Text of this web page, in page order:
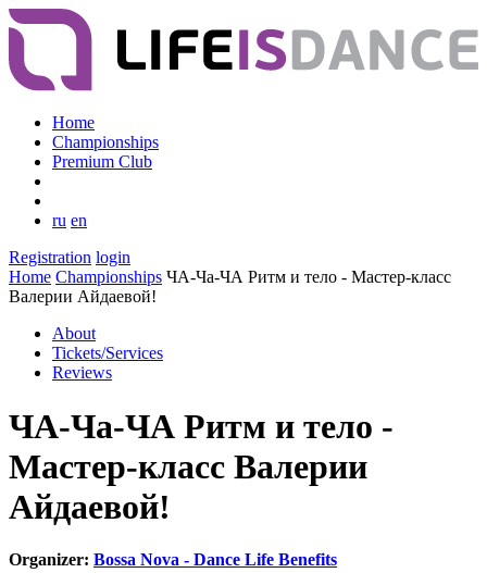
Home
Championships
Premium Club
ru en
Registration login
Home Championships ЧА-Ча-ЧА Ритм и тело - Мастер-класс
Валерии Айдаевой!
About
Tickets/Services
Reviews
ЧА-Ча-ЧА Ритм и тело -
Мастер-класс Валерии
Айдаевой!
Organizer: Bossa Nova - Dance Life Benefits